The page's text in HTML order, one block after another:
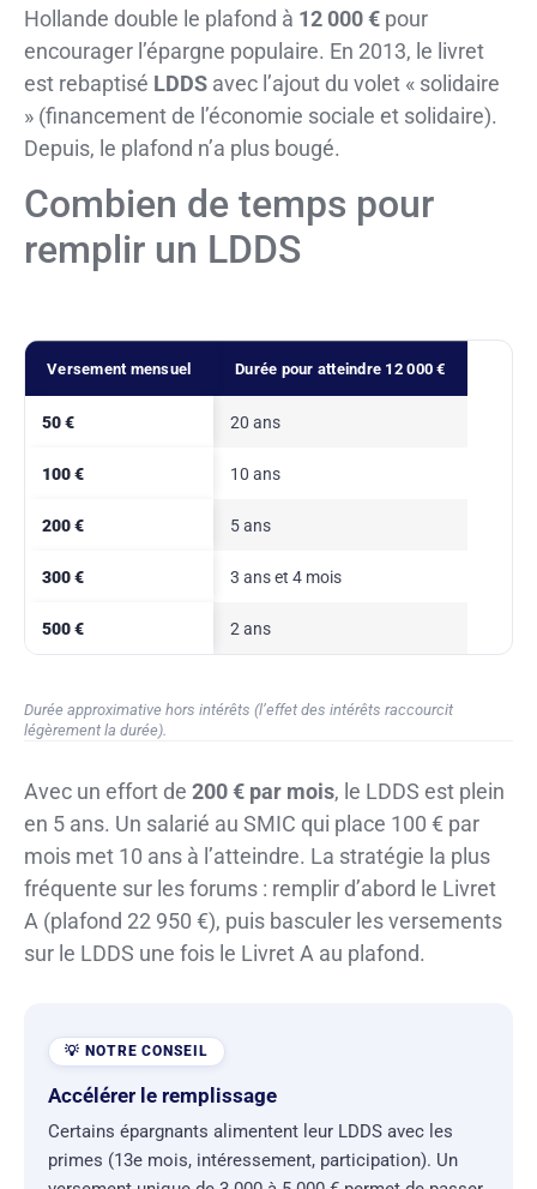
Hollande double le plafond à 12 000 € pour
encourager l’épargne populaire. En 2013, le livret
est rebaptisé LDDS avec l’ajout du volet « solidaire
» (financement de l’économie sociale et solidaire).
Depuis, le plafond n’a plus bougé.
Combien de temps pour
remplir un LDDS
Versement mensuel Durée pour atteindre 12 000 €
50 € 20 ans
100 € 10 ans
200 € 5 ans
300 € 3 ans et 4 mois
500 € 2 ans
Durée approximative hors intérêts (l’effet des intérêts raccourcit
légèrement la durée).
Avec un effort de 200 € par mois, le LDDS est plein
en 5 ans. Un salarié au SMIC qui place 100 € par
mois met 10 ans à l’atteindre. La stratégie la plus
fréquente sur les forums : remplir d’abord le Livret
A (plafond 22 950 €), puis basculer les versements
sur le LDDS une fois le Livret A au plafond.
Accélérer le remplissage
Certains épargnants alimentent leur LDDS avec les
primes (13e mois, intéressement, participation). Un